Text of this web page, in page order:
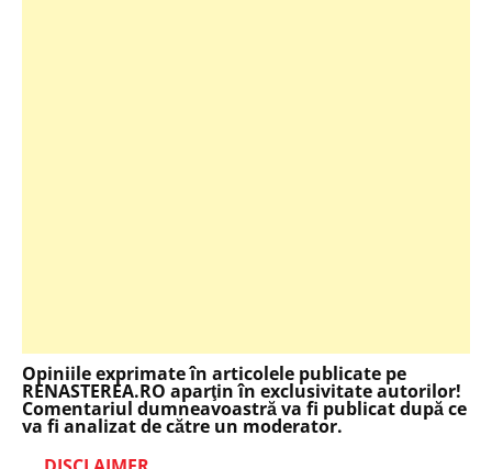
Opiniile exprimate în articolele publicate pe
RENASTEREA.RO aparţin în exclusivitate autorilor!
Comentariul dumneavoastră va fi publicat după ce
va fi analizat de către un moderator.